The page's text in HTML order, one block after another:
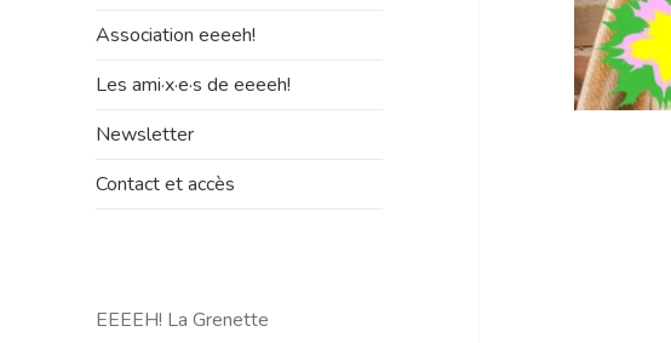
Association eeeeh!
Les ami·x·e·s de eeeeh!
Newsletter
Contact et accès
EEEEH! La Grenette